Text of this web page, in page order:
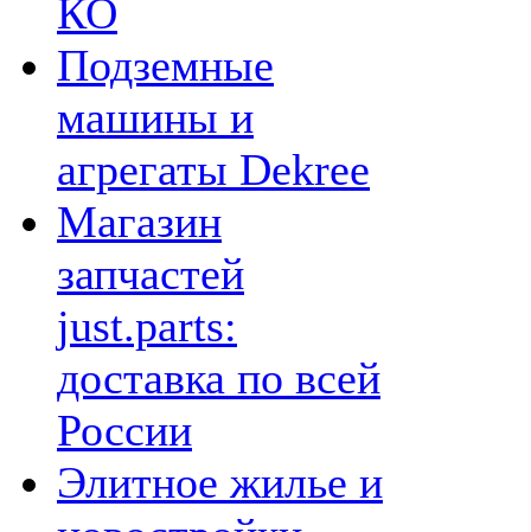
КО
Подземные
машины и
агрегаты Dekree
Магазин
запчастей
just.parts:
доставка по всей
России
Элитное жилье и